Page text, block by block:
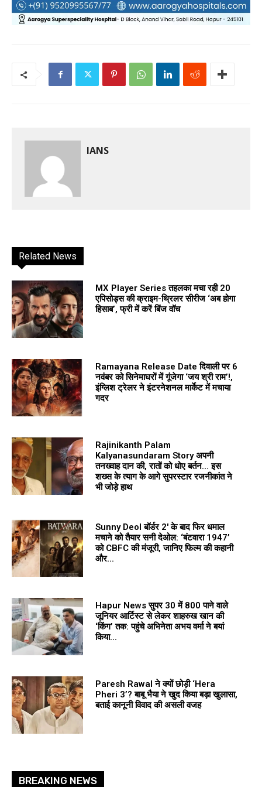
IANS
Related News
MX Player Series तहलका मचा रही 20
एपिसोड्स की क्राइम-थ्रिलर सीरीज ‘अब होगा
हिसाब’, फ्री में करें बिंज वॉच
Ramayana Release Date दिवाली पर 6
नवंबर को सिनेमाघरों में गूंजेगा ‘जय श्री राम’!,
इंग्लिश ट्रेलर ने इंटरनेशनल मार्केट में मचाया
गदर
Rajinikanth Palam
Kalyanasundaram Story अपनी
तनख्वाह दान की, रातों को धोए बर्तन… इस
शख्स के त्याग के आगे सुपरस्टार रजनीकांत ने
भी जोड़े हाथ
Sunny Deol बॉर्डर 2′ के बाद फिर धमाल
मचाने को तैयार सनी देओल: ‘बंटवारा 1947’
को CBFC की मंजूरी, जानिए फिल्म की कहानी
और...
Hapur News सुपर 30 में ₹800 पाने वाले
जूनियर आर्टिस्ट से लेकर शाहरुख खान की
‘किंग’ तक: पहुंचे अभिनेता अभय वर्मा ने बयां
किया...
Paresh Rawal ने क्यों छोड़ी ‘Hera
Pheri 3’? बाबू भैया ने खुद किया बड़ा खुलासा,
बताई कानूनी विवाद की असली वजह
BREAKING NEWS